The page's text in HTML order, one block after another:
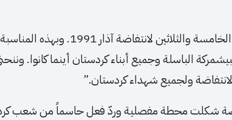
“اليوم نحيي بفخر الذكرى الخامسة
الباسلة وجميع أبناء كردستان أينما كانوا. وننحني
ولجميع شهداء كردستان.”
شكلت محطة مفصلية وردّ فعل حاسماً من شعب